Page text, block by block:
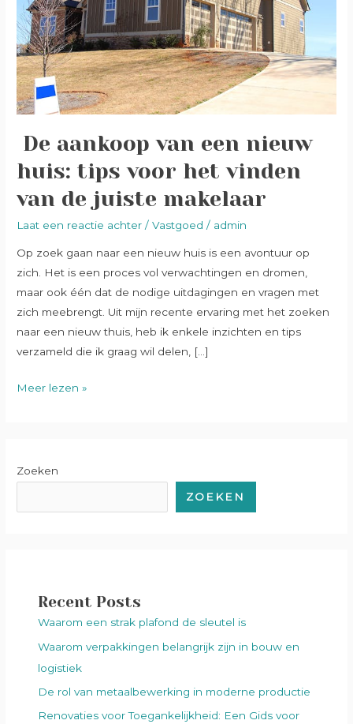
Zoeken
ZOEKEN
Recent Posts
Waarom een strak plafond de sleutel is
Waarom verpakkingen belangrijk zijn in bouw en
logistiek
De rol van metaalbewerking in moderne productie
Renovaties voor Toegankelijkheid: Een Gids voor
​ De aankoop van een nieuw
huis: tips voor het vinden
van de juiste makelaar
Laat een reactie achter /Vastgoed / admin
Op zoek gaan naar een nieuw huis is een avontuur op
zich. Het is een proces vol verwachtingen en dromen,
maar ook één dat de nodige uitdagingen en vragen met
zich meebrengt. Uit mijn recente ervaring met het zoeken
naar een nieuw thuis, heb ik enkele inzichten en tips
verzameld die ik graag wil delen, […]
tips
voor
het
vinden
van
juiste
Meer lezen »